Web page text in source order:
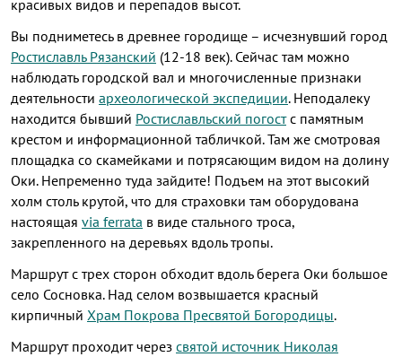
красивых видов и перепадов высот.
Вы подниметесь в древнее городище – исчезнувший город
Ростиславль Рязанский (12-18 век). Сейчас там можно
наблюдать городской вал и многочисленные признаки
деятельности археологической экспедиции. Неподалеку
находится бывший Ростиславльский погостс памятным
крестом и информационной табличкой. Там же смотровая
площадка со скамейками и потрясающим видом на долину
Оки. Непременно туда зайдите! Подъем на этот высокий
холм столь крутой, что для страховки там оборудована
настоящая via ferrata в виде стального троса,
закрепленного на деревьях вдоль тропы.
Маршрут с трех сторон обходит вдоль берега Оки большое
село Сосновка. Над селом возвышается красный
кирпичный Храм Покрова Пресвятой Богородицы.
Маршрут проходит через святой источник Николая